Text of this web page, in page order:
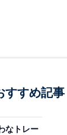
すすめ記事
なトレー